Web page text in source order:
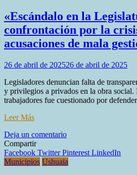
gestión
de
la
obra
es
no
se
puede
sol
con
la
mano”
«Escándalo en la
confrontación por la
acusaciones de mala
26 de abril de 202526 de abril de 2025
Legisladores denuncian falta de
y privilegios a privados en la obra social.
trabajadores fue cuestionado por
Leer Más
Deja un comentarioen
en
la
Compartir
Facebook TwitterPinterest LinkedIn
Municipios Ushuaia